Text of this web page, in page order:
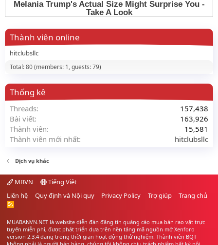
Thành viên online
hitclubsllc
Total: 80 (members: 1, guests: 79)
Thống kê
Threads
157,438
Bài viết
163,926
Thành viên
15,581
Thành viên mới nhất
hitclubsllc
Dịch vụ khác
MBVN
Tiếng Việt
Liên hệ
Quy định và Nội quy Privacy Policy Trợ giúp Trang chủ
R
MUABANVN.NET là website diễn đàn đăng tin quảng cáo mua bán rao vặt trực
tuyến miễn phí, được phát triển dựa trên nền tảng mã nguồn mở Xenforo
version 2.3.4 đang trong thời gian hoạt động thử nghiệm. Thành viên BQT